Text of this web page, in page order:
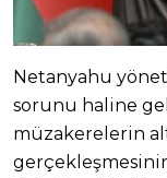
Netanyahu
sorunu haline
müzakerelerin